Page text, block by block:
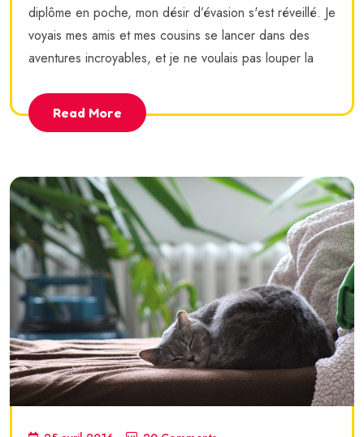
diplôme en poche, mon désir d’évasion s'est réveillé. Je
voyais mes amis et mes cousins se lancer dans des
aventures incroyables, et je ne voulais pas louper la
Read More